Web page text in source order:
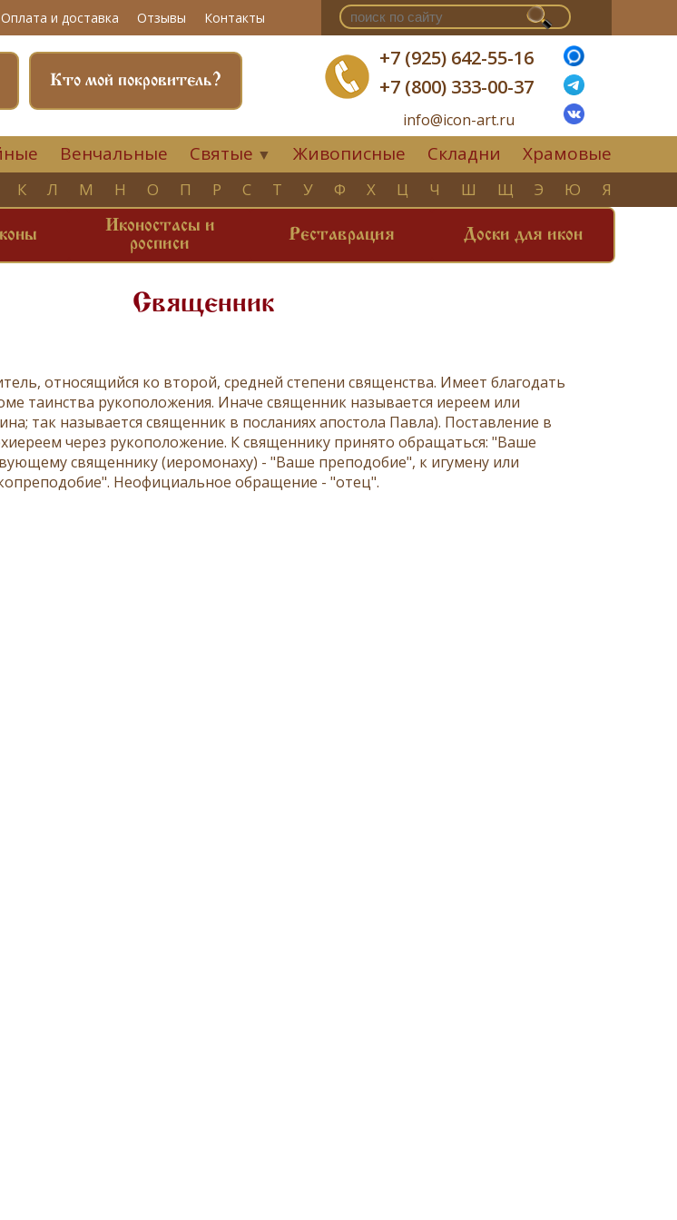
Оплата и доставка Отзывы Контакты
+7 (925) 642-55-16
+7 (800) 333-00-37
info@icon-art.ru
Кто мой покровитель?
Венчальные Святые ▼ Живописные Складни Храмовые
К Л М Н О П Р С Т У Ф Х Ц Ч Ш Щ Э Ю Я
Иконостасы и
росписи
Реставрация Доски для икон
Священник
, относящийся ко второй, средней степени священства. Имеет благодать
таинства рукоположения. Иначе священник называется иереем или
так называется священник в посланиях апостола Павла). Поставление в
через рукоположение. К священнику принято обращаться: "Ваше
священнику (иеромонаху) - "Ваше преподобие", к игумену или
Неофициальное обращение - "отец".